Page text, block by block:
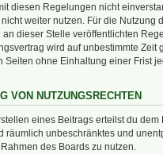
diesen Regelungen nicht
weiter nutzen. Für die Nutzung
dieser Stelle veröffentlichten
wird auf unbestimmte Zeit
Seiten ohne Einhaltung einer Frist
VON NUTZUNGSRECHTEN
eines Beitrags erteilst du
räumlich unbeschränktes und
des Boards zu nutzen.